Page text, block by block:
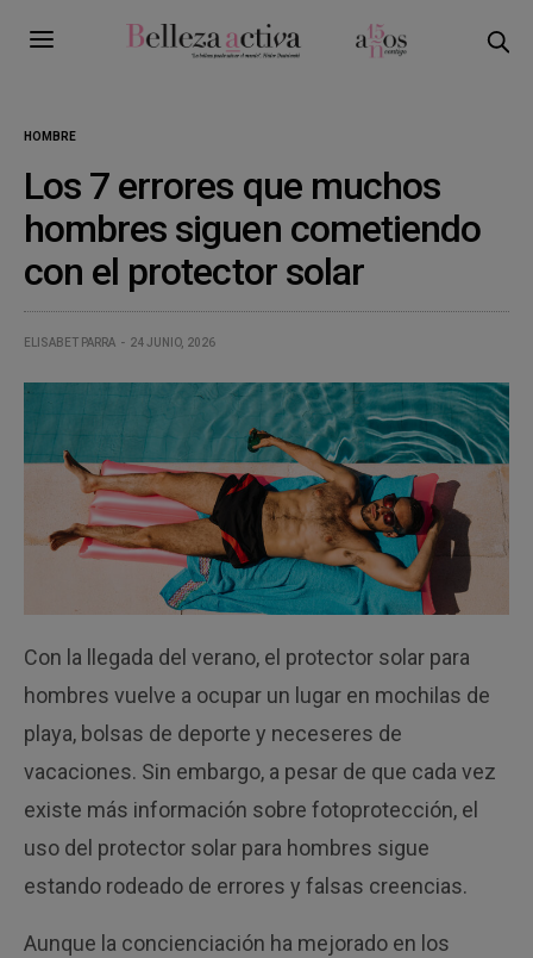
HOMBRE
Los 7 errores que muchos
hombres siguen cometiendo
con el protector solar
ELISABET PARRA 24 JUNIO, 2026
Con la llegada del verano, el protector solar para
hombres vuelve a ocupar un lugar en mochilas de
playa, bolsas de deporte y neceseres de
vacaciones. Sin embargo, a pesar de que cada vez
existe más información sobre fotoprotección, el
uso del protector solar para hombres sigue
estando rodeado de errores y falsas creencias.
Aunque la concienciación ha mejorado en los